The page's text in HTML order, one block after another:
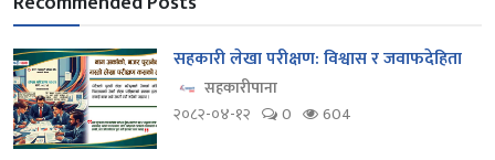
सहकारी लेखा परीक्षण: विश्वास र जवाफदेहिता
सहकारीपाना
२०८२-०४-१२
0 604